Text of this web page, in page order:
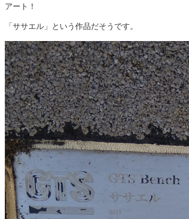
アート！
「ササエル」という作品だそうです。